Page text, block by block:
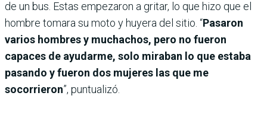
de un bus. Estas empezaron a gritar, lo que hizo que el
hombre tomara su moto y huyera del sitio. “Pasaron
varios hombres y muchachos, pero no fueron
capaces de ayudarme, solo miraban lo que estaba
pasando y fueron dos mujeres las que me
socorrieron”, puntualizó.